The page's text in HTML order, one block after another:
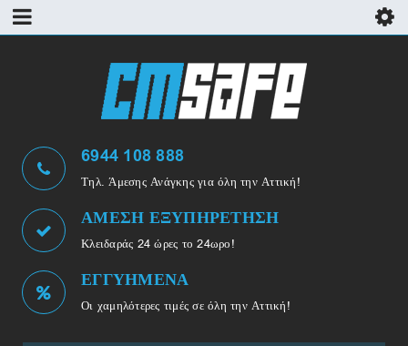
6944 108 888
Τηλ. Άμεσης Ανάγκης για όλη την Αττική!
ΑΜΕΣΗ ΕΞΥΠΗΡΕΤΗΣΗ
Κλειδαράς 24 ώρες το 24ωρο!
ΕΓΓΥΗΜΕΝΑ
Οι χαμηλότερες τιμές σε όλη την Αττική!